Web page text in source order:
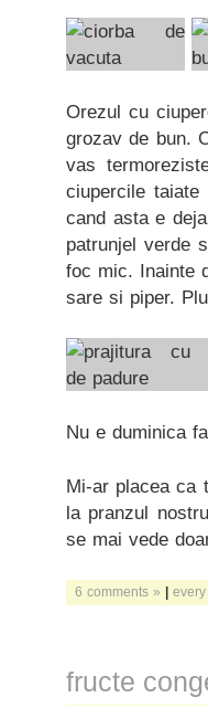
Orezul cu
grozav de bun.
vas
ciupercile
cand asta e
patrunjel verde
foc mic. Inainte
sare si piper.
Nu e duminica
Mi-ar placea ca
la pranzul
se mai vede
6 comments » |
fructe